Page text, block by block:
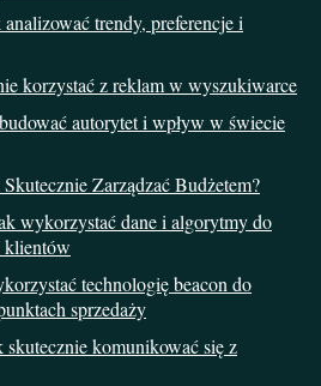
trendy, preferencje i
korzystać z reklam w wyszukiwarce
autorytet i wpływ w świecie
Zarządzać Budżetem?
wykorzystać dane i algorytmy do
klientów
technologię beacon do
sprzedaży
komunikować się z